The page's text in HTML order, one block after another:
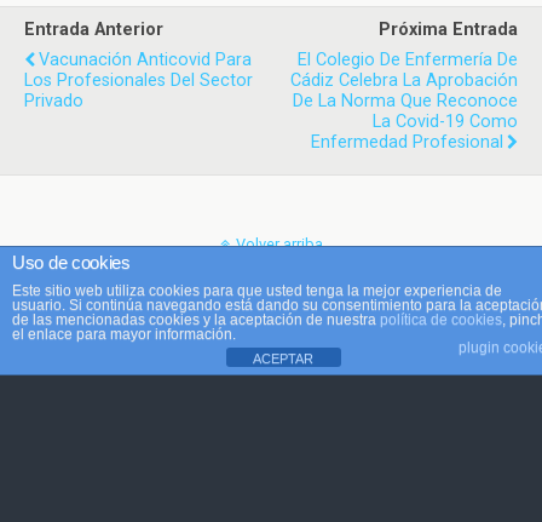
Entrada Anterior
Vacunación Anticovid Para
Los Profesionales Del Sector
Privado
Próxima Entrada
El Colegio De Enfermería De
Cádiz Celebra La Aprobación
De La Norma Que Reconoce
La Covid-19 Como
Enfermedad Profesional
Volver arriba
Móvil Escritorio
Uso de cookies
Este sitio web utiliza cookies para que usted tenga la mejor experiencia de
usuario. Si continúa navegando está dando su consentimiento para la
de las mencionadas cookies y la aceptación de nuestra política de cookies ,
el enlace para mayor información.
plugin
ACEPTAR